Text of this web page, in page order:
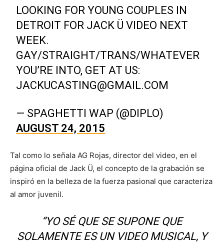
LOOKING FOR YOUNG COUPLES IN
DETROIT FOR JACK Ü VIDEO NEXT
WEEK.
GAY/STRAIGHT/TRANS/WHATEVER
YOU’RE INTO, GET AT US:
JACKUCASTING@GMAIL.COM
— SPAGHETTI WAP (@DIPLO)
AUGUST 24, 2015
Tal como lo señala AG Rojas, director del video, en el
página oficial de Jack Ü, el concepto de la grabación se
inspiró en la belleza de la fuerza pasional que caracteriza
al amor juvenil.
“YO SÉ QUE SE SUPONE QUE
SOLAMENTE ES UN VIDEO MUSICAL, Y